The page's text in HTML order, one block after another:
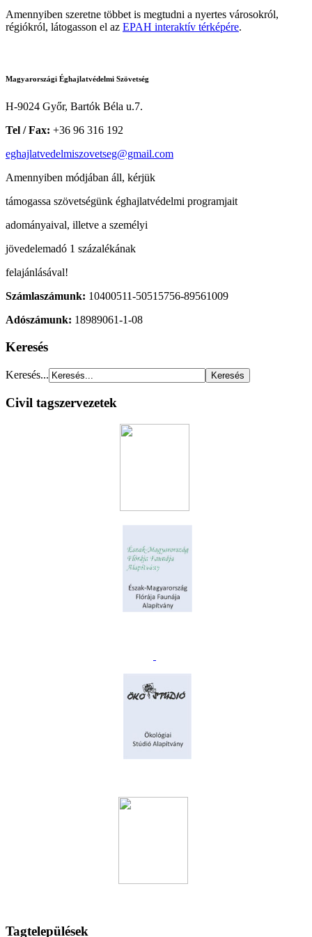
Amennyiben szeretne többet is megtudni a nyertes városokról,
régiókról, látogasson el az EPAH interaktív térképére.
Magyarországi Éghajlatvédelmi Szövetség
H-9024 Győr, Bartók Béla u.7.
Tel / Fax: +36 96 316 192
eghajlatvedelmiszovetseg@gmail.com
Amennyiben módjában áll, kérjük
támogassa szövetségünk éghajlatvédelmi programjait
adományaival, illetve a személyi
jövedelemadó 1 százalékának
felajánlásával!
Számlaszámunk: 10400511-50515756-89561009
Adószámunk: 18989061-1-08
Keresés
Keresés...
Civil tagszervezetek
Tagtelepülések